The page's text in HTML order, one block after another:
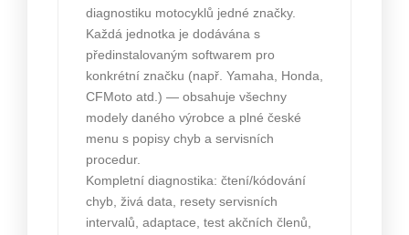
diagnostiku motocyklů jedné značky.
Každá jednotka je dodávána s
předinstalovaným softwarem pro
konkrétní značku (např. Yamaha, Honda,
CFMoto atd.) — obsahuje všechny
modely daného výrobce a plné české
menu s popisy chyb a servisních
procedur.
Kompletní diagnostika: čtení/kódování
chyb, živá data, resety servisních
intervalů, adaptace, test akčních členů,